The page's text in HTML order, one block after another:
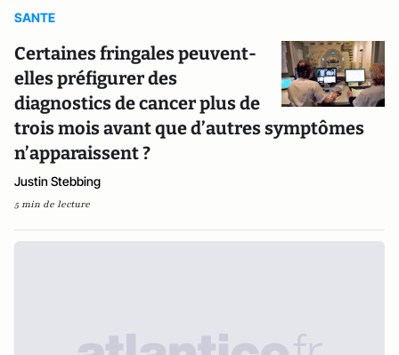
SANTE
Certaines fringales peuvent-
elles préfigurer des
diagnostics de cancer plus de
trois mois avant que d’autres symptômes
n’apparaissent ?
Justin Stebbing
5 min de lecture